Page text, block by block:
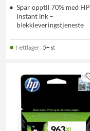
Spar opptil 70% med HP
Instant Ink –
blekkleveringstjeneste
Nettlager: 5+ st